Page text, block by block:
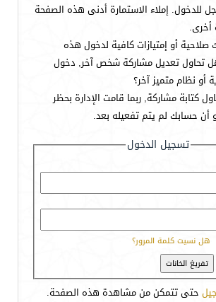
للدخول. إملاء الاستمارة أدنى هذه الصفحة
أخرى.
أو إمتيازات كافية لدخول هذه
تحاول تعديل مشاركة شخص آخر, دخول
أو نظام متميز آخر؟
كتابة مشاركة, ربما قامت الإدارة بحظر
أن حسابك لم يتم تفعيله بعد.
تسجيل الدخول
هل نسيت كلمة المرور؟
حتى تتمكن من مشاهدة هذه الصفحة.